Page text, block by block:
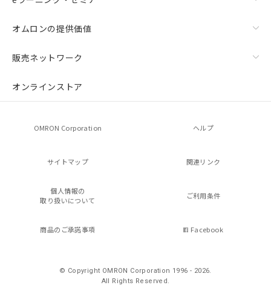
オムロンの提供価値
販売ネットワーク
オンラインストア
OMRON Corporation ヘルプ
サイトマップ 関連リンク
個人情報の
取り扱いについて
ご利用条件
商品のご承諾事項 Facebook
© Copyright OMRON Corporation 1996 - 2026.
All Rights Reserved.